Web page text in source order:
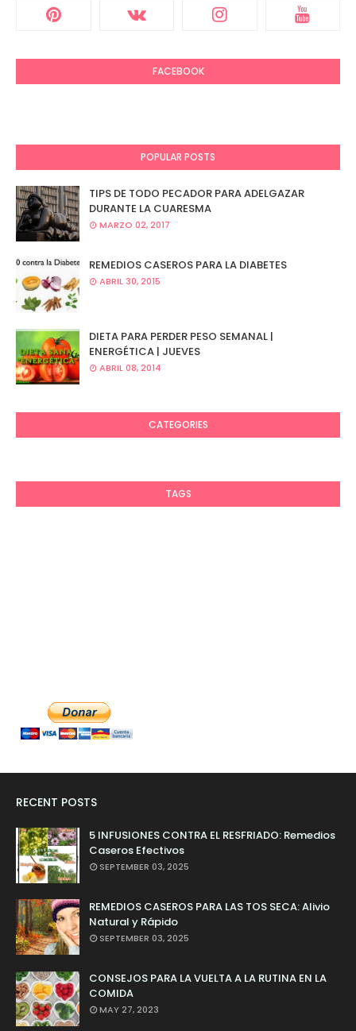
FACEBOOK
POPULAR POSTS
TIPS DE TODO PECADOR PARA ADELGAZAR
DURANTE LA CUARESMA
MARZO 02, 2017
REMEDIOS CASEROS PARA LA DIABETES
ABRIL 30, 2015
DIETA PARA PERDER PESO SEMANAL |
ENERGÉTICA | JUEVES
ABRIL 08, 2014
CATEGORIES
TAGS
RECENT POSTS
5 INFUSIONES CONTRA EL RESFRIADO: Remedios
Caseros Efectivos
SEPTEMBER 03, 2025
REMEDIOS CASEROS PARA LAS TOS SECA: Alivio
Natural y Rápido
SEPTEMBER 03, 2025
CONSEJOS PARA LA VUELTA A LA RUTINA EN LA
COMIDA
MAY 27, 2023